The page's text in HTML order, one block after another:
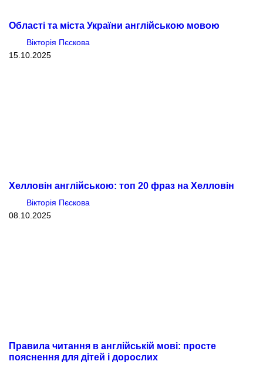
Області та міста України англійською мовою
Вікторія Пєскова
15.10.2025
Хелловін англійською: топ 20 фраз на Хелловін
Вікторія Пєскова
08.10.2025
Правила читання в англійській мові: просте
пояснення для дітей і дорослих